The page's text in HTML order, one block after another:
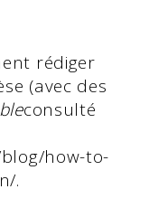
rédiger
(avec des
consulté
how-to-
.